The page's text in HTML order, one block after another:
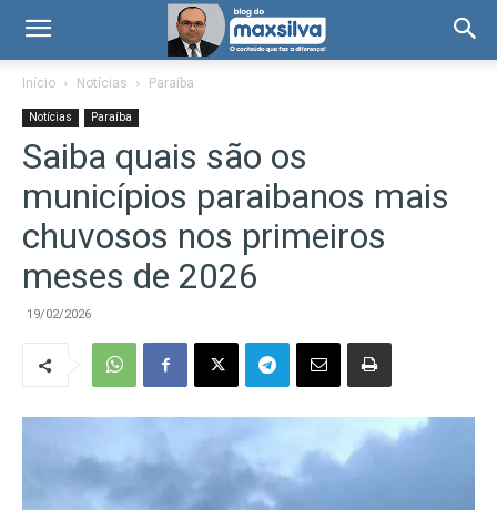
Início Notícias Paraíba
Notícias Paraíba
Saiba quais são os
municípios paraibanos mais
chuvosos nos primeiros
meses de 2026
19/02/2026